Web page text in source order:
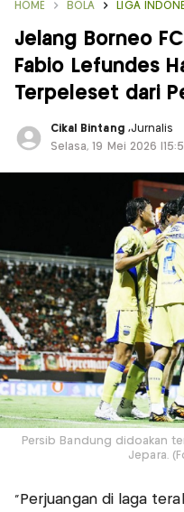
HOME BOLA LIGA
Jelang Borneo
Fabio Lefundes
Terpeleset dari
Cikal Bintang ,Jurnalis
Selasa, 19 Mei 2026
Persib Bandung didoakan
Jepara.
"Perjuangan di laga